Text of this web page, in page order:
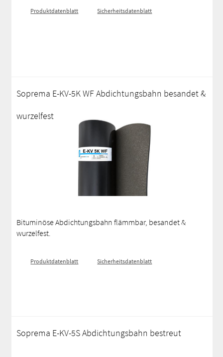
Produktdatenblatt Sicherheitsdatenblatt
Soprema E-KV-5K WF Abdichtungsbahn besandet &
wurzelfest
Bituminöse Abdichtungsbahn flämmbar, besandet &
wurzelfest.
Produktdatenblatt Sicherheitsdatenblatt
Soprema E-KV-5S Abdichtungsbahn bestreut